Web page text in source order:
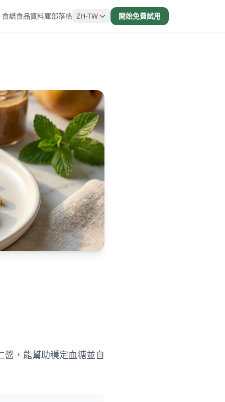
食譜食品資料庫部落格 ZH-TW 開始免費試用
，能幫助穩定血糖並自